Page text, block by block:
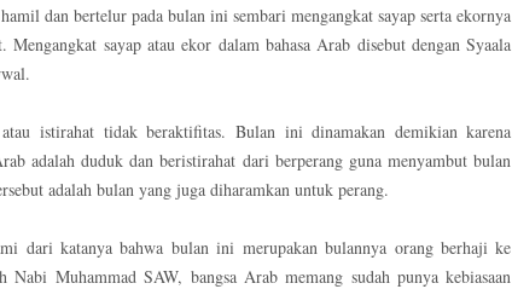
dan bertelur pada bulan ini sembari mengangkat sayap serta ekornya
sayap atau ekor dalam bahasa Arab disebut dengan Syaala
istirahat tidak beraktifitas. Bulan ini dinamakan demikian karena
adalah duduk dan beristirahat dari berperang guna menyambut bulan
adalah bulan yang juga diharamkan untuk perang.
dari katanya bahwa bulan ini merupakan bulannya orang berhaji ke
Nabi Muhammad SAW, bangsa Arab memang sudah punya kebiasaan